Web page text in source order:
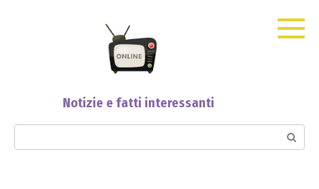
Notizie e fatti interessanti
Search: